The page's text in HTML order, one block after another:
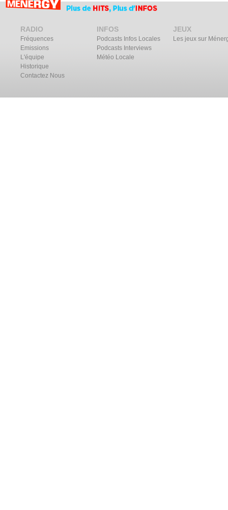
RADIO
Fréquences
Emissions
L'équipe
Historique
Contactez Nous
INFOS
Podcasts Infos Locales
Podcasts Interviews
Météo Locale
JEUX
Les jeux sur